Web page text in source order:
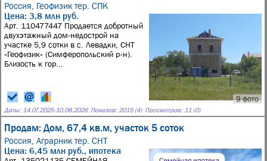
Россия, Геофизик тер. СПК
9 фото
Цена: 3,8 млн руб.
Арт. 110477447 Продается добротный
двухэтажный дом-недострой на
участке 5,9 сотки в с. Левадки, СНТ
«Геофизик» (Симферопольский р-н).
Близость к гор...
Даты: 14.07.2025-10.08.2026 Показов: 2015 (4) Просмотров: 11 (0)
Продам: Дом, 67,4 кв.м, участок 5 соток
Россия, Аграрник тер. СНТ
Цена: 6,45 млн руб., ипотека